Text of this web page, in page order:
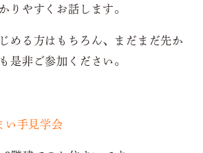
りやすくお話します。
める方はもちろん、まだまだ先か
是非ご参加ください。
手見学会